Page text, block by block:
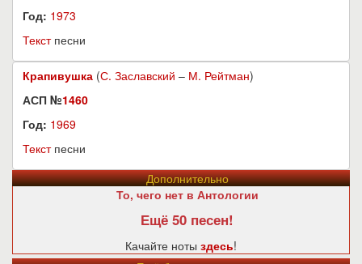
Год: 1973
Текстпесни
Крапивушка (С. Заславский – М. Рейтман)
АСП №1460
Год: 1969
Текстпесни
Дополнительно
То, чего нет в Антологии
Ещё 50 песен!
Качайте ноты здесь!